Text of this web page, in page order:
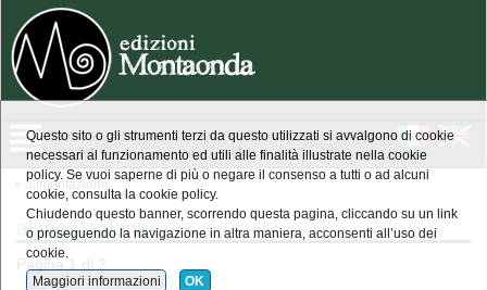
» alimentazione
alimentazione
Pagina 1 di 2
Questo sito o gli strumenti terzi da questo utilizzati si avvalgono di cookie
necessari al funzionamento ed utili alle finalità illustrate nella cookie
policy. Se vuoi saperne di più o negare il consenso a tutti o ad alcuni
cookie, consulta la cookie policy.
Chiudendo questo banner, scorrendo questa pagina, cliccando su un link
o proseguendo la navigazione in altra maniera, acconsenti all’uso dei
cookie.
Maggiori informazioni OK